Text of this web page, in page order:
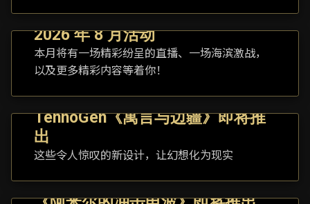
2026 年 8 月活动
本月将有一场精彩纷呈的直播、一场海滨激战，
以及更多精彩内容等着你！
TennoGen《寓言与边疆》即将推
出
这些令人惊叹的新设计，让幻想化为现实